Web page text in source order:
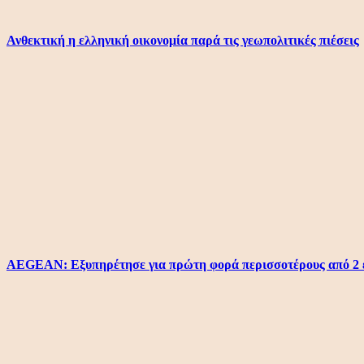
Ανθεκτική η ελληνική οικονομία παρά τις γεωπολιτικές πιέσεις
AEGEAN: Εξυπηρέτησε για πρώτη φορά περισσοτέρους από 2